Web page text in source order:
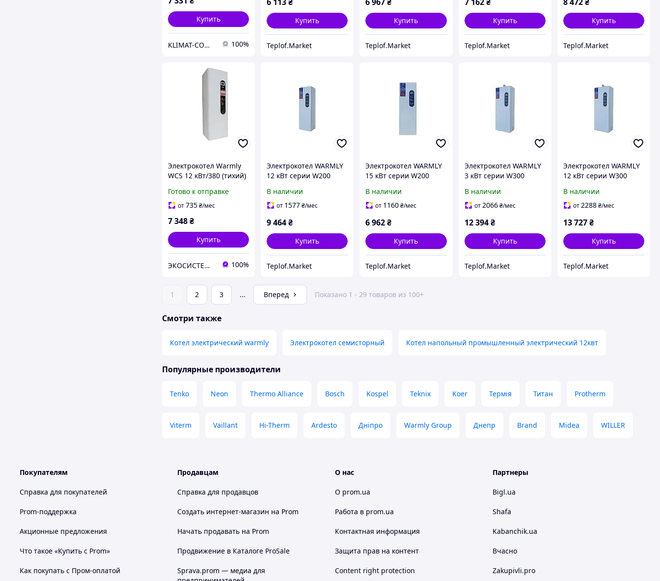
Купить
KLIMAT-COMFORT 100%
Купить
Teplof.Market
Купить
Teplof.Market
Купить
Teplof.Market
Купить
Teplof.Market
Электрокотел Warmly
WCS 12 кВт/380 (тихий)
Готово к отправке
от735₴/мес
7 348₴
Купить
ЭКОСИСТЕМ ИНЖИНИРИНГ ООО 100%
Электрокотел WARMLY
12 кВт серии W200
В наличии
от 1577₴/мес
9 464₴
Купить
Teplof.Market
Электрокотел WARMLY
15 кВт серии W200
В наличии
от 1160₴/мес
6 962₴
Купить
Teplof.Market
Электрокотел WARMLY
3 кВт серии W300
В наличии
от2066 ₴/мес
12 394 ₴
Купить
Teplof.Market
Электрокотел WARMLY
12 кВт серии W300
В наличии
от2288₴/мес
13 727₴
Купить
Teplof.Market
1 2 3 ... Вперед Показано 1 - 29 товаров из 100+
Смотри также
Котел электрический warmly Электрокотел семисторный Котел напольный промышленный электрический 12квт
Популярные производители
Tenko Neon Thermo Alliance Bosch Kospel Teknix Koer Термія Титан Protherm
Viterm Vaillant Hi-Therm Ardesto Дніпро Warmly Group Днепр Brand Midea WILLER
Покупателям
Справка для покупателей
Prom-поддержка
Акционные предложения
Что такое «Купить с Prom»
Как покупать с Пром-оплатой
Продавцам
Справка для продавцов
Создать интернет-магазин на Prom
Начать продавать на Prom
Продвижение в Каталоге ProSale
Sprava.prom — медиа для
О нас
О prom.ua
Работа в prom.ua
Контактная информация
Защита прав на контент
Content right protection
Партнеры
Bigl.ua
Shafa
Kabanchik.ua
Вчасно
Zakupivli.pro